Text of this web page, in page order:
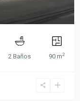
2 Baños 90 m2